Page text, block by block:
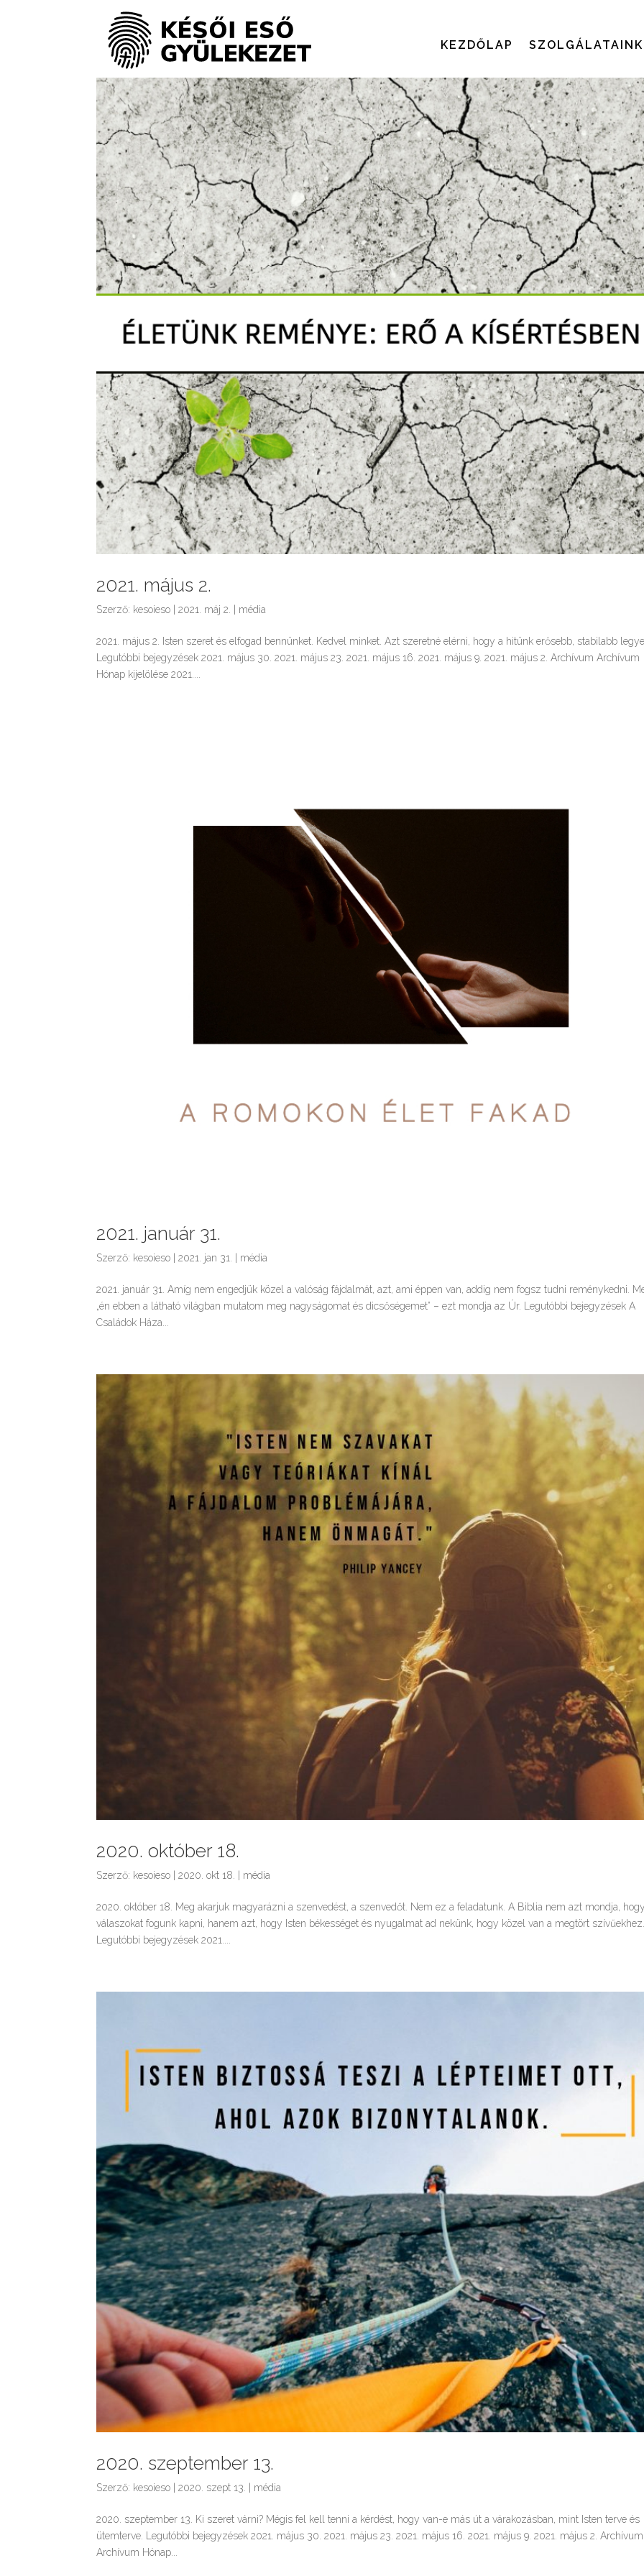
KEZDŐLAP SZOLGÁLATAINK
2021. május 2.
Szerző: kesoieso |2021. máj 2. média
2021. május 2. Isten szeret és elfogad bennünket. Kedvel minket. Azt szeretné elérni, hogy a hitünk erősebb, stabilabb
Legutóbbi bejegyzések 2021. május 30. 2021. május 23. 2021. május 16. 2021. május 9. 2021. május 2. Archívum Archívum
Hónap kijelölése 2021....
2021. január 31.
Szerző: kesoieso |2021. jan 31. média
2021. január 31. Amíg nem engedjük közel a valóság fájdalmát, azt, ami éppen van, addig nem fogsz tudni reménykedni.
„én ebben a látható világban mutatom meg nagyságomat és dicsőségemet” – ezt mondja az Úr. Legutóbbi bejegyzések A
Családok Háza...
2020. október 18.
Szerző: kesoieso |2020. okt 18. média
2020. október 18. Meg akarjuk magyarázni a szenvedést, a szenvedőt. Nem ez a feladatunk. A Biblia nem azt mondja,
válaszokat fogunk kapni, hanem azt, hogy Isten békességet és nyugalmat ad nekünk, hogy közel van a megtört
Legutóbbi bejegyzések 2021....
2020. szeptember 13.
Szerző: kesoieso |2020. szept 13. média
2020. szeptember 13. Ki szeret várni? Mégis fel kell tenni a kérdést, hogy van-e más út a várakozásban, mint Isten terve és
ütemterve. Legutóbbi bejegyzések 2021. május 30. 2021. május 23. 2021. május 16. 2021. május 9. 2021. május 2. Archívum
Archívum Hónap...